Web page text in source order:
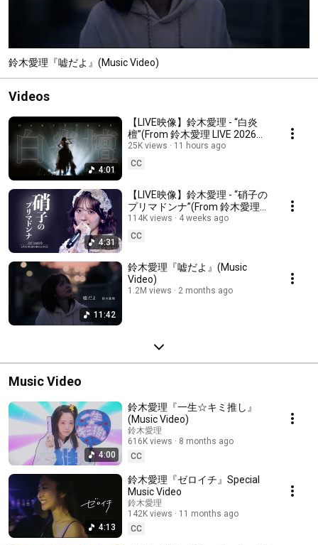
鈴木愛理『嘘だよ』(Music Video)
Videos
4:01
【LIVE映像】鈴木愛理 - “白炎
檀”(From 鈴木愛理 LIVE 2026
llBias by usll)
25K views
11 hours ago
CC
4:31
【LIVE映像】鈴木愛理 - “硝子の
プリマドンナ”(From 鈴木愛理
LIVE 2026 ll:Bias by us:ll)
114K views
4 weeks ago
CC
11:42
鈴木愛理『嘘だよ』(Music
Video)
1.2M views 2 months ago
Music Video
4:00
鈴木愛理『一生☆キミ推し』
(Music Video)
鈴木愛理
616K views
8 months ago
CC
4:13
鈴木愛理『ゼロイチ』Special
Music Video
鈴木愛理
142K views
11 months ago
CC